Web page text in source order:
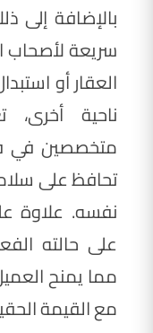
بالإضافة إلى
سريعة لأصحاب
العقار أو
ناحية
متخصصين في
تحافظ على
نفسه. علاوة
على حالته
مما يمنح
مع القيمة